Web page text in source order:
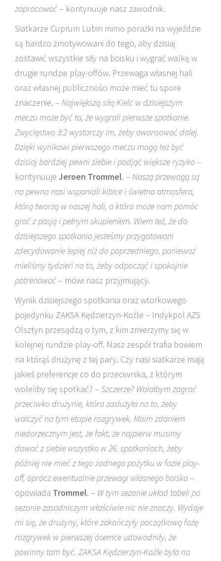
zapracować– kontynuuje nasz zawodnik.
Siatkarze Cuprum Lubin mimo porażki na wyjeździe
są bardzo zmotywowani do tego, aby dzisiaj
zostawić wszystkie siły na boisku i wygrać walkę w
drugie rundzie play-offów. Przewaga własnej hali
oraz własnej publiczności może mieć tu spore
znaczenie. – Największą siłą Kielc w dzisiejszym
meczu może być to, że wygrali pierwsze spotkanie.
Zwycięstwo 3:2 wystarczy im, żeby awansować dalej.
Dzięki wynikowi pierwszego meczu mogą też być
dzisiaj bardziej pewni siebie i podjąć większe ryzyko–
kontynuuje Jeroen Trommel. – Naszą przewagą są
na pewno nasi wspaniali kibice i świetna atmosfera,
którą tworzą w naszej hali, a która może nam pomóc
grać z pasją i pełnym skupieniem. Wiem też, że do
dzisiejszego spotkania jesteśmy przygotowani
zdecydowanie lepiej niż do poprzedniego, ponieważ
mieliśmy tydzień na to, żeby odpocząć i spokojnie
potrenować– mówi nasz przyjmujący.
Wynik dzisiejszego spotkania oraz wtorkowego
pojedynku ZAKSA Kędzierzyn-Koźle – Indykpol AZS
Olsztyn przesądzą o tym, z kim zmierzymy się w
kolejnej rundzie play-off. Nasz zespół trafia bowiem
na którąś drużynę z tej pary. Czy nasi siatkarze mają
jakieś preferencje co do przeciwnika, z którym
woleliby się spotkać? – Szczerze? Wolałbym zagrać
przeciwko drużynie, która zasłużyła na to, żeby
walczyć na tym etapie rozgrywek. Moim zdaniem
niedorzecznym jest, że fakt, że najpierw musimy
dawać z siebie wszystko w 26. spotkaniach, żeby
później nie mieć z tego żadnego pożytku w fazie play-
off, oprócz ewentualnie przewagi własnego boiska–
opowiada Trommel. – W tym sezonie układ tabeli po
sezonie zasadniczym właściwie nic nie znaczy. Wydaje
mi się, że drużyny, które zakończyły początkową fazę
rozgrywek w pierwszej ósemce udowodniły, że
powinny tam być. ZAKSA Kędzierzyn-Koźle była na